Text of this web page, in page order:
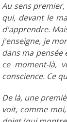
Au sens
qui, devant le
d'apprendre.
j'enseigne, je
dans ma
ce moment-là,
conscience. Ce
De là, une
voit, comme